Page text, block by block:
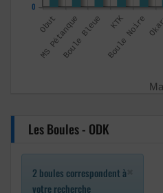
0
Les Boules - ODK
2 boules correspondent à
votre recherche